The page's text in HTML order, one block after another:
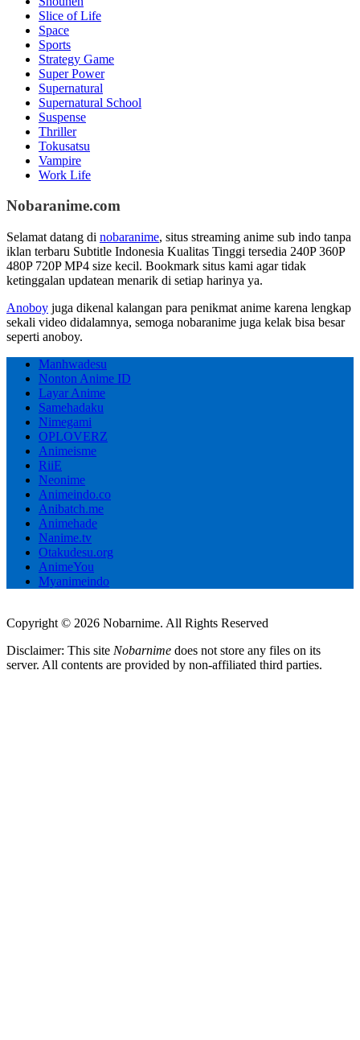
Slice of Life
Space
Sports
Strategy Game
Super Power
Supernatural
Supernatural School
Suspense
Thriller
Tokusatsu
Vampire
Work Life
Nobaranime.com
Selamat datang di nobaranime, situs streaming anime sub indo tanpa
iklan terbaru Subtitle Indonesia Kualitas Tinggi tersedia 240P 360P
480P 720P MP4 size kecil. Bookmark situs kami agar tidak
ketinggalan updatean menarik di setiap harinya ya.
Anoboy juga dikenal kalangan para penikmat anime karena lengkap
sekali video didalamnya, semoga nobaranime juga kelak bisa besar
seperti anoboy.
Manhwadesu
Nonton Anime ID
Layar Anime
Samehadaku
Nimegami
OPLOVERZ
Animeisme
RiiE
Neonime
Animeindo.co
Anibatch.me
Animehade
Nanime.tv
Otakudesu.org
AnimeYou
Myanimeindo
Copyright © 2026 Nobarnime. All Rights Reserved
Disclaimer: This site Nobarnime does not store any files on its
server. All contents are provided by non-affiliated third parties.